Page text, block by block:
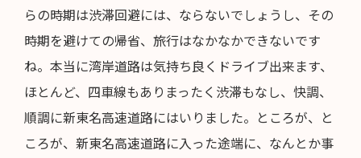
らの時期は渋滞回避には、ならないでしょうし、その
時期を避けての帰省、旅行はなかなかできないです
ね。本当に湾岸道路は気持ち良くドライブ出来ます、
ほとんど、四車線もありまったく渋滞もなし、快調、
順調に新東名高速道路にはいりました。ところが、と
ころが、新東名高速道路に入った途端に、なんとか事